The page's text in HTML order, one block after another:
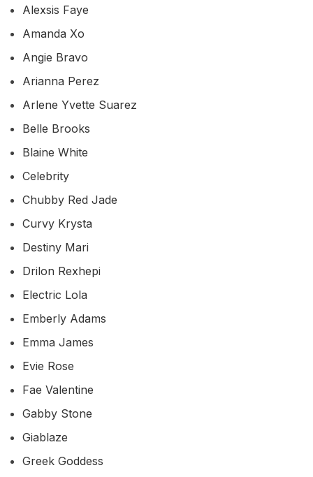
Alexsis Faye
Amanda Xo
Angie Bravo
Arianna Perez
Arlene Yvette Suarez
Belle Brooks
Blaine White
Celebrity
Chubby Red Jade
Curvy Krysta
Destiny Mari
Drilon Rexhepi
Electric Lola
Emberly Adams
Emma James
Evie Rose
Fae Valentine
Gabby Stone
Giablaze
Greek Goddess